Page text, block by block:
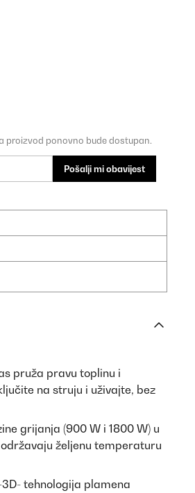
proizvod ponovno bude dostupan.
Pošalji mi obavijest
pruža pravu toplinu i
na struju i uživajte, bez
grijanja (900 W i 1800 W) u
željenu temperaturu
3D- tehnologija plamena